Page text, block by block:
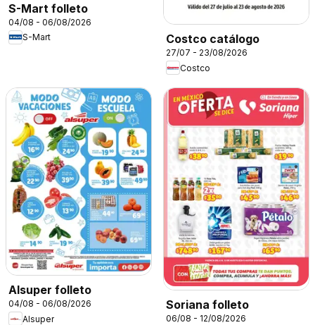
S-Mart folleto
04/08 - 06/08/2026
S-Mart
Costco catálogo
27/07 - 23/08/2026
Costco
Alsuper folleto
04/08 - 06/08/2026
Alsuper
Soriana folleto
06/08 - 12/08/2026